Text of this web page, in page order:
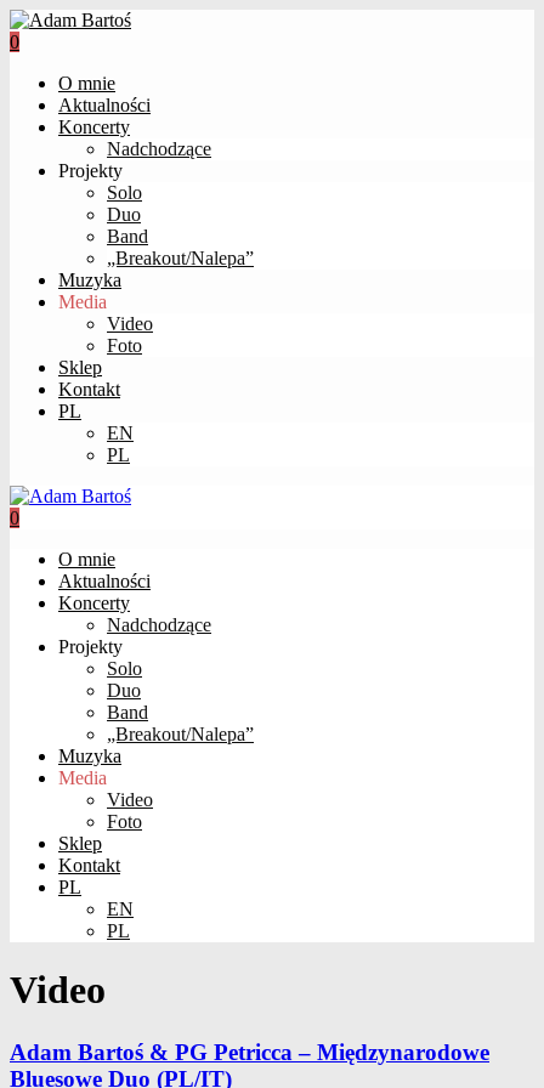
0
O mnie
Aktualności
Koncerty
Nadchodzące
Projekty
Solo
Duo
Band
„Breakout/Nalepa”
Muzyka
Media
Video
Foto
Sklep
Kontakt
PL
EN
PL
0
O mnie
Aktualności
Koncerty
Nadchodzące
Projekty
Solo
Duo
Band
„Breakout/Nalepa”
Muzyka
Media
Video
Foto
Sklep
Kontakt
PL
EN
PL
Video
Adam Bartoś & PG Petricca – Międzynarodowe
Bluesowe Duo (PL/IT)